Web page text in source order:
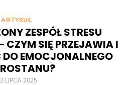
ARTYKUŁ
ZESPÓŁ STRESU
CZYM SIĘ PRZEJAWIA I
EMOCJONALNEGO
LIPCA 2025